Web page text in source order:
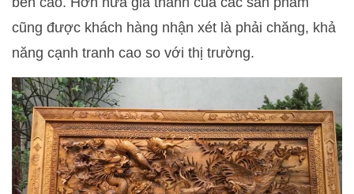
cũng được khách hàng nhận xét là phải chăng, khả
năng cạnh tranh cao so với thị trường.